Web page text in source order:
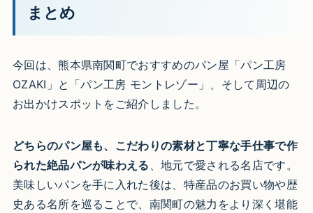
まとめ
今回は、熊本県南関町でおすすめのパン屋「パン工房
OZAKI」と「パン工房 モントレゾー」、そして周辺の
お出かけスポットをご紹介しました。
どちらのパン屋も、こだわりの素材と丁寧な手仕事で作
られた絶品パンが味わえる 、地元で愛される名店です。
美味しいパンを手に入れた後は、特産品のお買い物や歴
史ある名所を巡ることで、南関町の魅力をより深く堪能